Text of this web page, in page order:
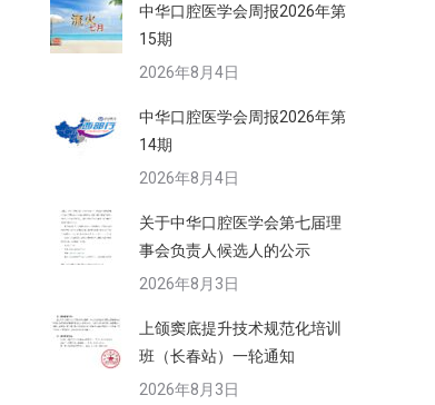
中华口腔医学会周报2026年第
15期
2026年8月4日
中华口腔医学会周报2026年第
14期
2026年8月4日
关于中华口腔医学会第七届理
事会负责人候选人的公示
2026年8月3日
上颌窦底提升技术规范化培训
班（长春站）一轮通知
2026年8月3日